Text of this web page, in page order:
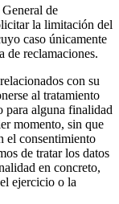
de
la limitación del
caso únicamente
de reclamaciones.
con su
al tratamiento
para alguna finalidad
momento, sin que
el consentimiento
de tratar los datos
en concreto,
ejercicio o la